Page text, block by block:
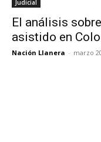
Judicial
El análisis
asistido en
Nación Llanera - marzo